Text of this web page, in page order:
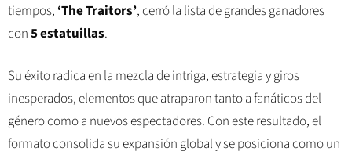
tiempos, ‘The Traitors’, cerró la lista de grandes ganadores
con5 estatuillas.
Su éxito radica en la mezcla de intriga, estrategia y giros
inesperados, elementos que atraparon tanto a fanáticos del
género como a nuevos espectadores. Con este resultado, el
formato consolida su expansión global y se posiciona como un